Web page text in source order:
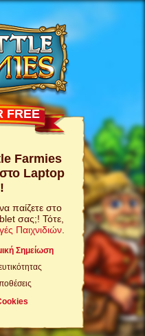
FREE
Farmies
Laptop
παίζετε στο
σας;! Τότε,
Παιχνιδιών.
Σημείωση